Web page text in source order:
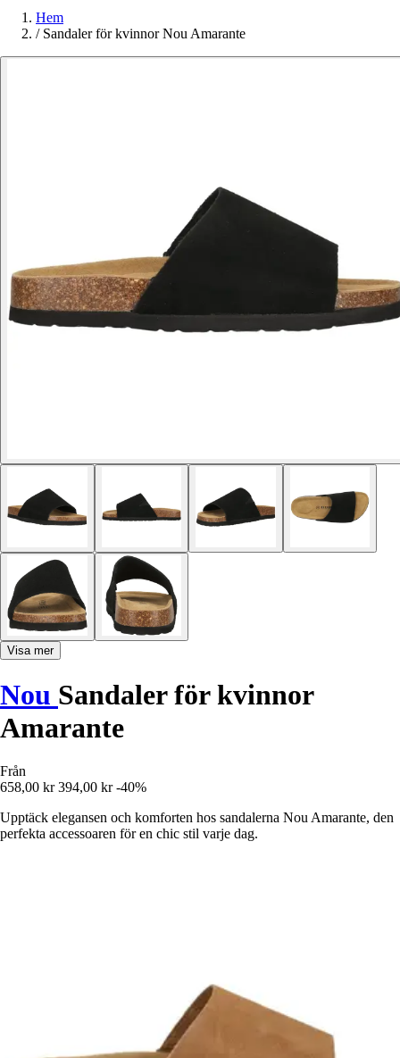
Hem
/ Sandaler för kvinnor Nou Amarante
Visa mer
Nou Sandaler för kvinnor
Amarante
Från
658,00 kr 394,00 kr -40%
Upptäck elegansen och komforten hos sandalerna Nou Amarante, den
perfekta accessoaren för en chic stil varje dag.